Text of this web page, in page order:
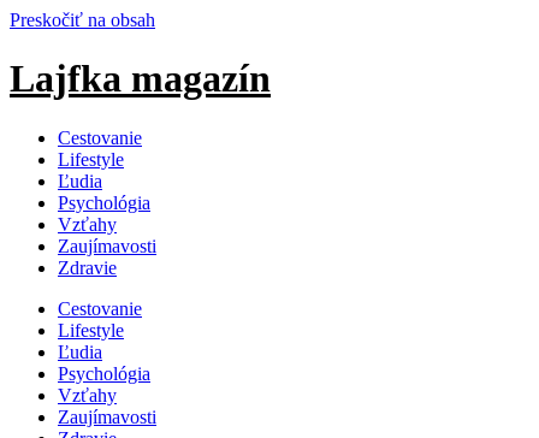
Preskočiť na obsah
Lajfka magazín
Cestovanie
Lifestyle
Ľudia
Psychológia
Vzťahy
Zaujímavosti
Zdravie
Cestovanie
Lifestyle
Ľudia
Psychológia
Vzťahy
Zaujímavosti